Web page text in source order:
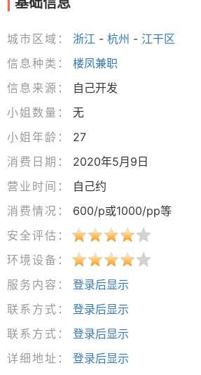
城市区域： 浙江 - 杭州 - 江干区
信息种类：
楼凤兼职
信息来源：
自己开发
小姐数量：
无
小姐年龄：
27
消费日期：
2020年5月9日
营业时间：
自己约
消费情况：
600/p或1000/pp等
安全评估：
环境设备：
服务内容：
登录后显示
联系方式：
登录后显示
联系方式：
登录后显示
详细地址：
登录后显示